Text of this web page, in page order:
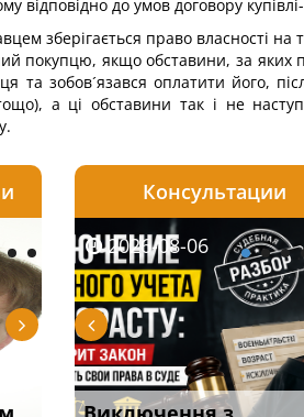
відповідно до умов договору
зберігається право власності
покупцю, якщо обставини, за яких
зобов´язався оплатити його,
а ці обставини так і не
2026-08-06
2026-08-04
Консультации
2026-08-06
2026-07-30